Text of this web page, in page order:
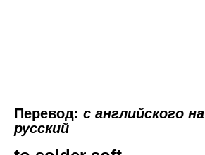
Перевод: с английского на
русский